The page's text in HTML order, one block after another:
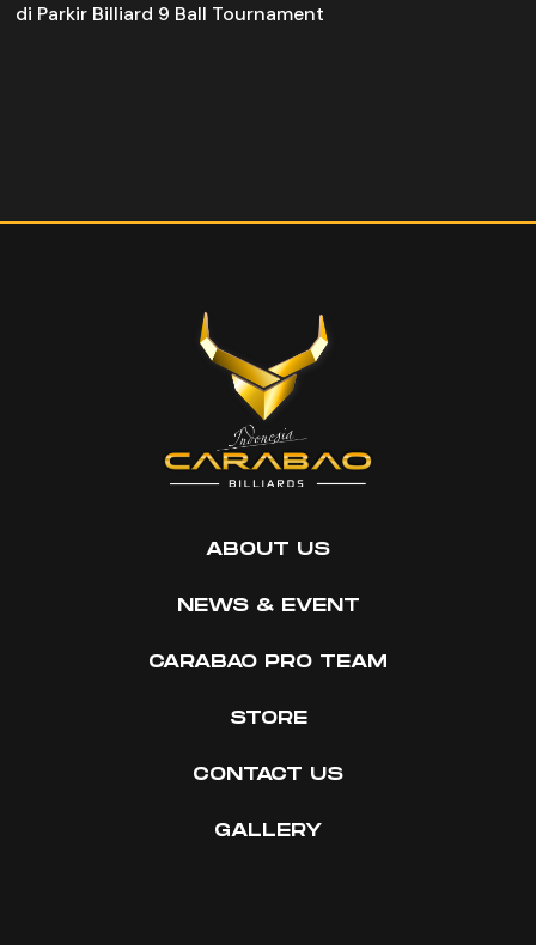
di Parkir Billiard 9 Ball Tournament
ABOUT US
NEWS & EVENT
CARABAO PRO TEAM
STORE
CONTACT US
GALLERY